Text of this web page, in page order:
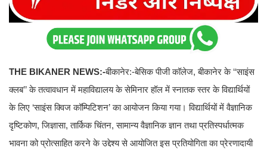
THE BIKANER NEWS:-बीकानेर:-बेसिक पीजी कॉलेज, बीकानेर के ‘‘साइंस
क्लब’’ के तत्वावधान में महाविद्यालय के सेमिनार हॉल में स्नातक स्तर के विद्यार्थियों
के लिए ‘साइंस क्विज कॉम्पिटिशन’ का आयोजन किया गया। विद्यार्थियों में वैज्ञानिक
दृष्टिकोण, जिज्ञासा, तार्किक चिंतन, सामान्य वैज्ञानिक ज्ञान तथा प्रतिस्पर्धात्मक
भावना को प्रोत्साहित करने के उद्देश्य से आयोजित इस प्रतियोगिता का प्रेरणादायी